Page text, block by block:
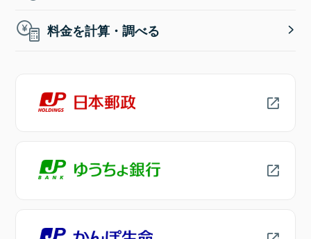
料金を計算・調べる